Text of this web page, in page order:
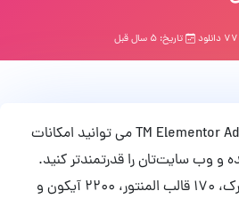
تاریخ: ۵ سال قبل
با استفاده از افزونه TM Elementor Addons می توانید امکانات
و وب سایت‌تان را قدرتمندتر کنید.
این افزونه بیش از 60 ابزارک، 170 قالب المنتور، 2200 آیکون و